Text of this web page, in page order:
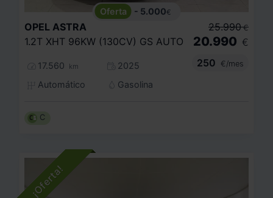
- 5.000€
OPEL ASTRA
1.2T XHT 96KW (130CV) GS AUTO
17.560 km
2025
Automático
Gasolina
25.990 €
20.990 €
250
€/mes
C